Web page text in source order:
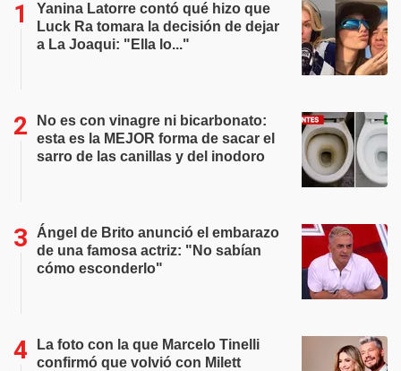
Yanina Latorre contó qué hizo que
Luck Ra tomara la decisión de dejar
a La Joaqui: "Ella lo..."
No es con vinagre ni bicarbonato:
esta es la MEJOR forma de sacar el
sarro de las canillas y del inodoro
Ángel de Brito anunció el embarazo
de una famosa actriz: "No sabían
cómo esconderlo"
La foto con la que Marcelo Tinelli
confirmó que volvió con Milett